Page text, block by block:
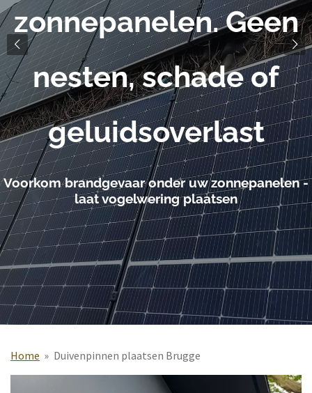
zonnepanelen. Geen
nesten, schade of
geluidsoverlast
Voorkom brandgevaar onder uw zonnepanelen -
laat vogelwering plaatsen
Home » Duivenpinnen plaatsen Brugge